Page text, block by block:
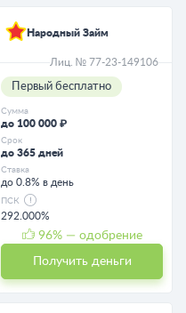
Народный Займ
Лиц. № 77-23-149106
Первый бесплатно
Сумма
до 100 000 ₽
Срок
до 365 дней
Ставка
до 0.8% в день
ПСК
292.000%
96% — одобрение
Получить деньги